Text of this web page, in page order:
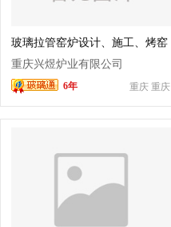
玻璃拉管窑炉设计、施工、烤窑
重庆兴煜炉业有限公司
重庆 重庆
6年